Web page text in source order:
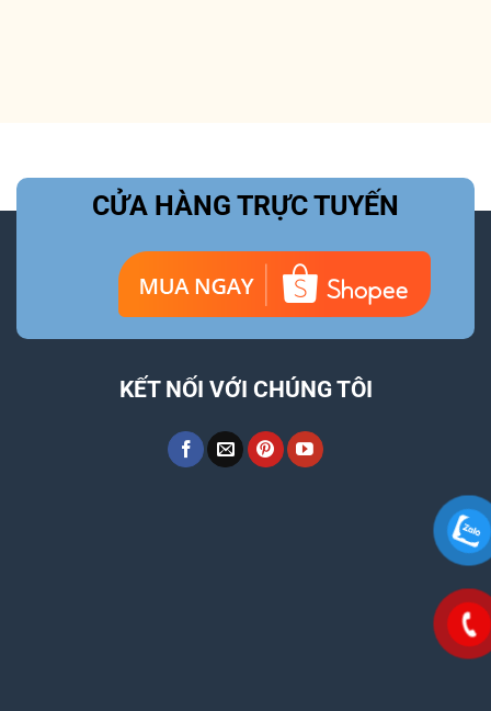
CỬA HÀNG TRỰC TUYẾN
KẾT NỐI VỚI CHÚNG TÔI